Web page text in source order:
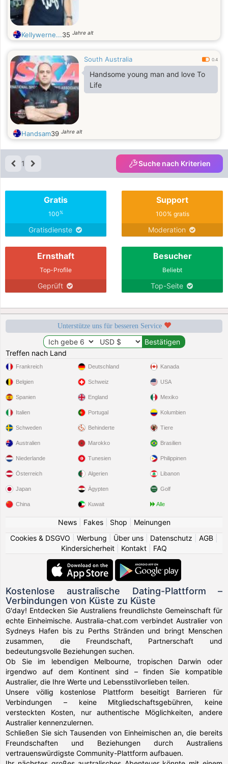
Kellywerne...35 Jahre alt
South Australia 0.4
Handsome young man and love To
Life
Handsam39 Jahre alt
1 Suche nach Kriterien
Gratis
100%
Gratisdienste
Support
100% gratis
Moderation
Ernsthaft
Top-Profile
Geprüft
Besucher
Beliebt
Top-Seite
Unterstütze uns für besseren Service
Treffen nach Land
Frankreich
Belgien
Spanien
Italien
Schweden
Deutschland
Schweiz
England
Portugal
Behinderte
Kanada
USA
Mexiko
Kolumbien
Tiere
Australien
Niederlande
Österreich
Japan
China
Marokko
Tunesien
Algerien
Ägypten
Kuwait
Brasilien
Philippinen
Libanon
Golf
Alle
News| Fakes| Shop
Meinungen
Cookies & DSGVO
Werbung Über uns Datenschutz AGB
Kindersicherheit
Kontakt FAQ
Kostenlose australische Dating-Plattform –
Verbindungen von Küste zu Küste
G'day! Entdecken Sie Australiens freundlichste Gemeinschaft für
echte Einheimische. Australia-chat.com verbindet Australier von
Sydneys Hafen bis zu Perths Stränden und bringt Menschen
zusammen, die Freundschaft, Partnerschaft und
bedeutungsvolle Beziehungen suchen.
Ob Sie im lebendigen Melbourne, tropischen Darwin oder
irgendwo auf dem Kontinent sind – finden Sie kompatible
Australier, die Ihre Werte und Lebensstilvorlieben teilen.
Unsere völlig kostenlose Plattform beseitigt Barrieren für
Verbindungen – keine Mitgliedschaftsgebühren, keine
versteckten Kosten, nur authentische Möglichkeiten, andere
Australier kennenzulernen.
Schließen Sie sich Tausenden von Einheimischen an, die bereits
Freundschaften und Beziehungen durch Australiens
vertrauenswürdigste Community-Plattform aufbauen.